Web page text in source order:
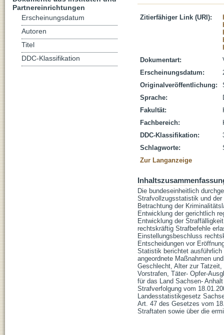
Zitierfähiger Link (URI):
Dokumentart:
Erscheinungsdatum:
Originalveröffentlichung:
Sprache:
Fakultät:
Fachbereich:
DDC-Klassifikation:
Schlagworte:
Zur Langanzeige
Die bundeseinheitlich
Strafvollzugsstatistik und
Betrachtung der
Entwicklung der gerichtlich
Entwicklung der
rechtskräftig Strafbefehle
Einstellungsbeschluss
Entscheidungen vor
Statistik berichtet ausführlich
angeordnete Maßnahmen
Geschlecht, Alter zur
Vorstrafen, Täter- Opfer-
für das Land Sachsen-
Strafverfolgung vom
Landesstatistikgesetz
Art. 47 des Gesetzes vom
Straftaten sowie über die
Partnereinrichtungen
Erscheinungsdatum
Autoren
Titel
DDC-Klassifikation